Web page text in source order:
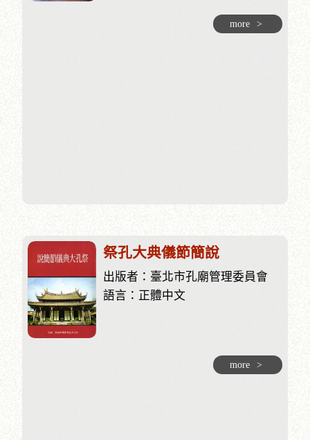
more >
祭孔大典儀節簡說
出版者：臺北市孔廟管理委員會
語言：正體中文
more >